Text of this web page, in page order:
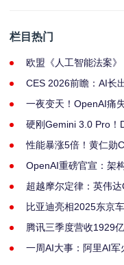
栏目热门
欧盟《人工智能法案
CES 2026前瞻：AI长出
一夜变天！OpenAI痛
硬刚Gemini 3.0 Pro！
性能暴涨5倍！黄仁勋
OpenAI重磅官宣：架
超越摩尔定律：英伟
比亚迪亮相2025东京
腾讯三季度营收1929
一周AI大事：阿里AI